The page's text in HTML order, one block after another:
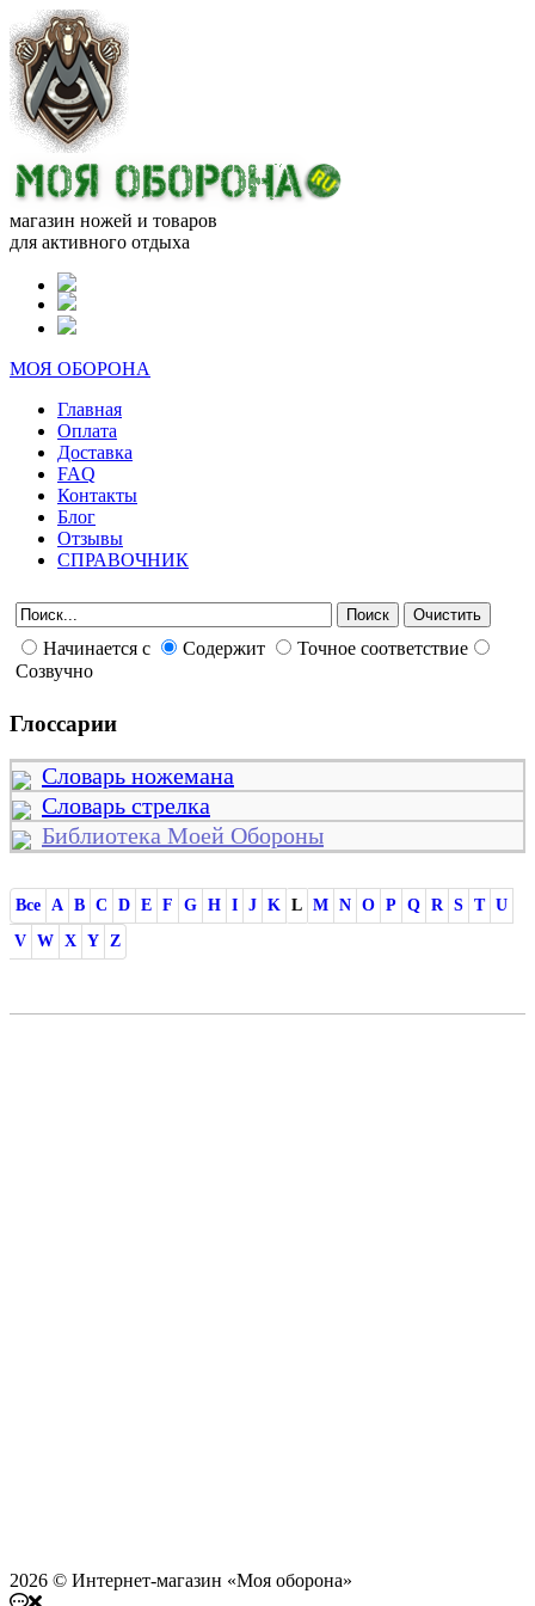
магазин ножей и товаров
для активного отдыха
МОЯ ОБОРОНА
Главная
Оплата
Доставка
FAQ
Контакты
Блог
Отзывы
СПРАВОЧНИК
Начинается с Содержит
Точное соответствие
Созвучно
Глоссарии
Словарь ножемана
Словарь стрелка
Библиотека Моей Обороны
Все A B C D E F G H I J K L M N O P Q R S T U
V W X Y Z
2026 © Интернет-магазин «Моя оборона»